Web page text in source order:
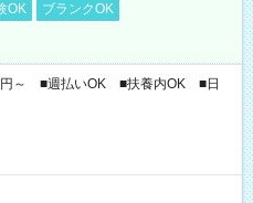
OK
ブランクOK
円～ ■週払いOK ■扶養内OK ■日